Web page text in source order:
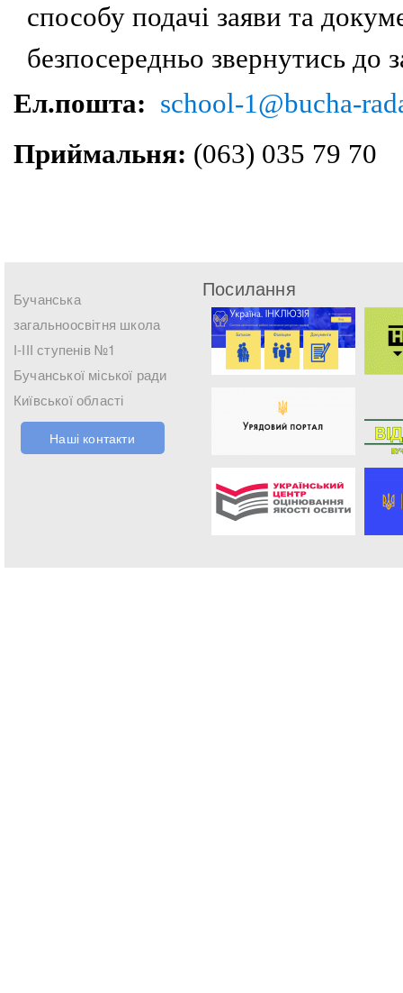
способу подачі заяви та
безпосередньо звернутись до
Ел.пошта: school-1@bucha-
Приймальня: (063) 035 79 70
Бучанська
загальноосвітня школа
І-ІІІ ступенів №1
Бучанської міської ради
Київської області
Наші контакти
Посилання